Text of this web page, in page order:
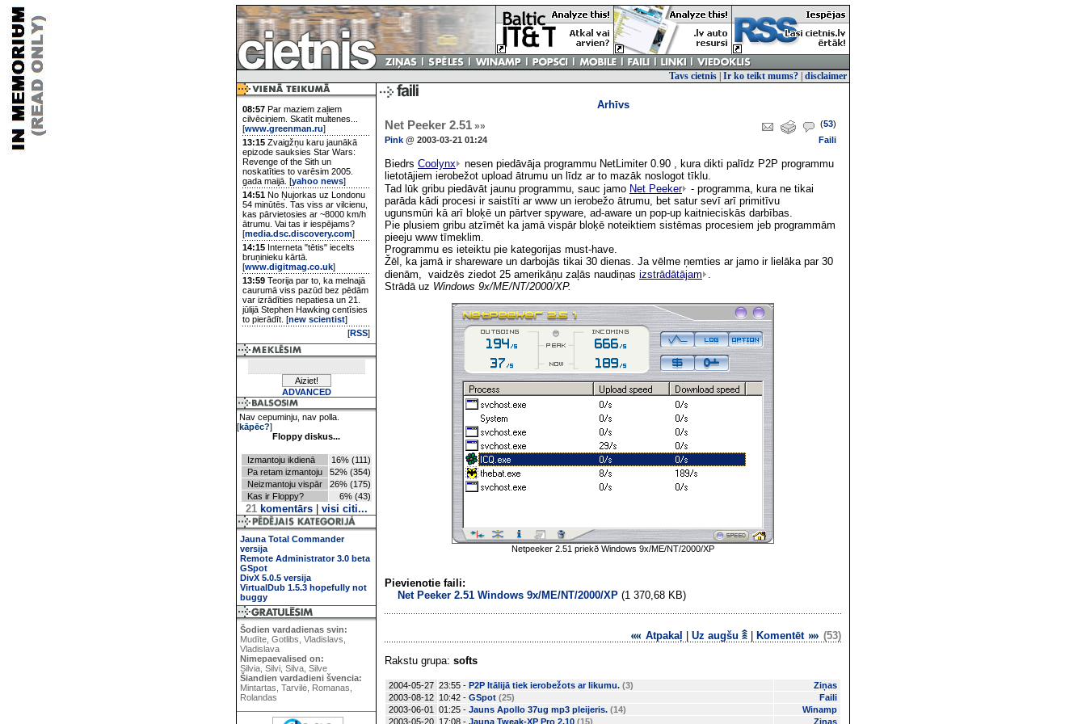
Tavs cietnis Ir ko teikt mums? disclaimer
08:57 Par maziem zaļiem
cilvēciņiem. Skatīt multenes...
[www.greenman.ru]
13:15 Zvaigžņu karu jaunākā
epizode sauksies Star Wars:
Revenge of the Sith un
noskatīties to varēsim 2005.
gada maijā. [yahoo news]
14:51 No Ņujorkas uz Londonu
54 minūtēs. Tas viss ar vilcienu,
kas pārvietosies ar ~8000 km/h
ātrumu. Vai tas ir iespējams?
[media.dsc.discovery.com]
14:15 Interneta "tētis" iecelts
bruņinieku kārtā.
[www.digitmag.co.uk]
13:59 Teorija par to, ka melnajā
caurumā viss pazūd bez pēdām
var izrādīties nepatiesa un 21.
jūlijā Stephen Hawking centīsies
to pierādīt. [new scientist]
[RSS]
ADVANCED
Nav cepuminju, nav polla.
[kāpēc?]
Floppy diskus...
Izmantoju ikdienā
16% (111)
Pa retam izmantoju
52% (354)
Neizmantoju vispār
26% (175)
Kas ir Floppy?
6% (43)
21komentārs| visi citi...
Jauna Total Commander
versija
Remote Administrator 3.0 beta
GSpot
DivX 5.0.5 versija
VirtualDub 1.5.3 hopefully not
buggy
Šodien vardadienas svin:
Mudīte, Gotlibs, Vladislavs,
Vladislava
Nimepaevalised on:
Silvia, Silvi, Silva, Silve
Šiandien vardadieni švencia:
Mintartas, Tarvilė, Romanas,
Rolandas
Arhīvs
Net Peeker 2.51 »» (53)
Pink @ 2003-03-21 01:24 Faili
Biedrs Coolynx
nesen piedāvāja programmu NetLimiter 0.90 , kura dikti palīdz P2P programmu
lietotājiem ierobežot upload ātrumu un līdz ar to mazāk noslogot tīklu.
Tad lūk gribu piedāvāt jaunu programmu, sauc jamo Net Peeker
- programma, kura ne tikai
parāda kādi procesi ir saistīti ar www un ierobežo ātrumu, bet satur sevī arī primitīvu
ugunsmūri kā arī bloķē un pārtver spyware, ad-aware un pop-up kaitnieciskās darbības.
Pie plusiem gribu atzīmēt ka jamā vispār bloķē noteiktiem sistēmas procesiem jeb programmām
pieeju www tīmeklim.
Programmu es ieteiktu pie kategorijas must-have.
Žēl, ka jamā ir shareware un darbojās tikai 30 dienas. Ja vēlme ņemties ar jamo ir lielāka par 30
dienām, vaidzēs ziedot 25 amerikāņu zaļās naudiņas izstrādātājam .
Strādā uz Windows 9x/ME/NT/2000/XP.
Netpeeker 2.51 priekð Windows 9x/ME/NT/2000/XP
Pievienotie faili:
Net Peeker 2.51 Windows 9x/ME/NT/2000/XP (1 370,68 KB)
Atpakaļ | Uz augšu | Komentēt (53)
Rakstu grupa: softs
2004-05-27 23:55 - P2P Itālijā tiek ierobežots ar likumu. (3)
Ziņas
2003-08-12 10:42 - GSpot (25)
Faili
2003-06-01
01:25 - Jauns Apollo 37ug mp3 pleijeris. (14)
Winamp
2003-05-20 17:08 - Jauna Tweak-XP Pro 2.10 (15) Ziņas